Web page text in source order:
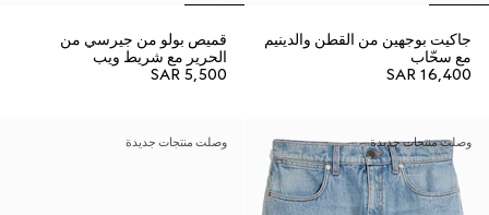
جاكيت بوجهين من القطن والدينيم
مع سحّاب
SAR 16,400
قميص بولو من جيرسي من
الحرير مع شريط ويب
SAR 5,500
وصلت منتجات جديدة وصلت منتجات جديدة